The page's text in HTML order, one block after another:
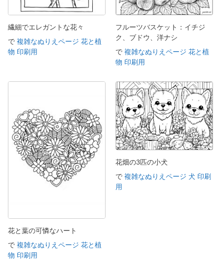
繊細でエレガントな花々
で 複雑なぬりえページ 花と植
物 印刷用
フルーツバスケット：イチジ
ク、ブドウ、洋ナシ
で 複雑なぬりえページ 花と植
物 印刷用
花と葉の可憐なハート
で 複雑なぬりえページ 花と植
物 印刷用
花畑の3匹の小犬
で 複雑なぬりえページ 犬 印刷
用